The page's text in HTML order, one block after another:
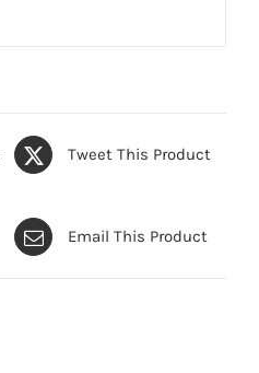
Tweet This Product
Email This Product